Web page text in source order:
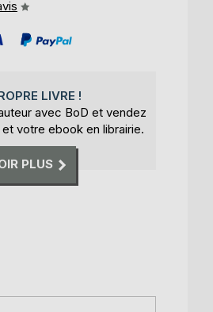
LIVRE !
avec BoD et vendez
votre ebook en librairie.
PLUS